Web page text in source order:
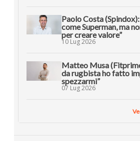
Paolo Costa
come Superman, ma
per creare valore”
10 Lug 2026
Matteo Musa
da rugbista ho fatto
spezzarmi”
07 Lug 2026